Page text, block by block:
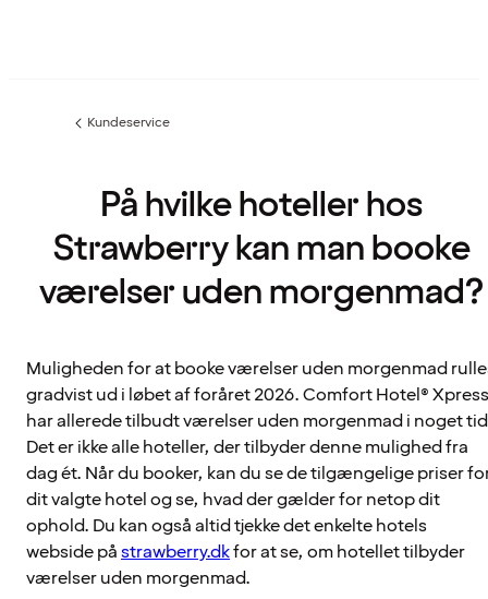
Forrige
Kundeservice
På hvilke hoteller hos
Strawberry kan man booke
værelser uden morgenmad?
Muligheden for at booke værelser uden morgenmad
gradvist ud i løbet af foråret 2026. Comfort Hotel® Xpress
har allerede tilbudt værelser uden morgenmad i noget
Det er ikke alle hoteller, der tilbyder denne mulighed fra
dag ét. Når du booker, kan du se de tilgængelige priser
dit valgte hotel og se, hvad der gælder for netop dit
ophold. Du kan også altid tjekke det enkelte hotels
webside påstrawberry.dkfor at se, om hotellet tilbyder
værelser uden morgenmad.